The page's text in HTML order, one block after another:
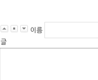
이름
글